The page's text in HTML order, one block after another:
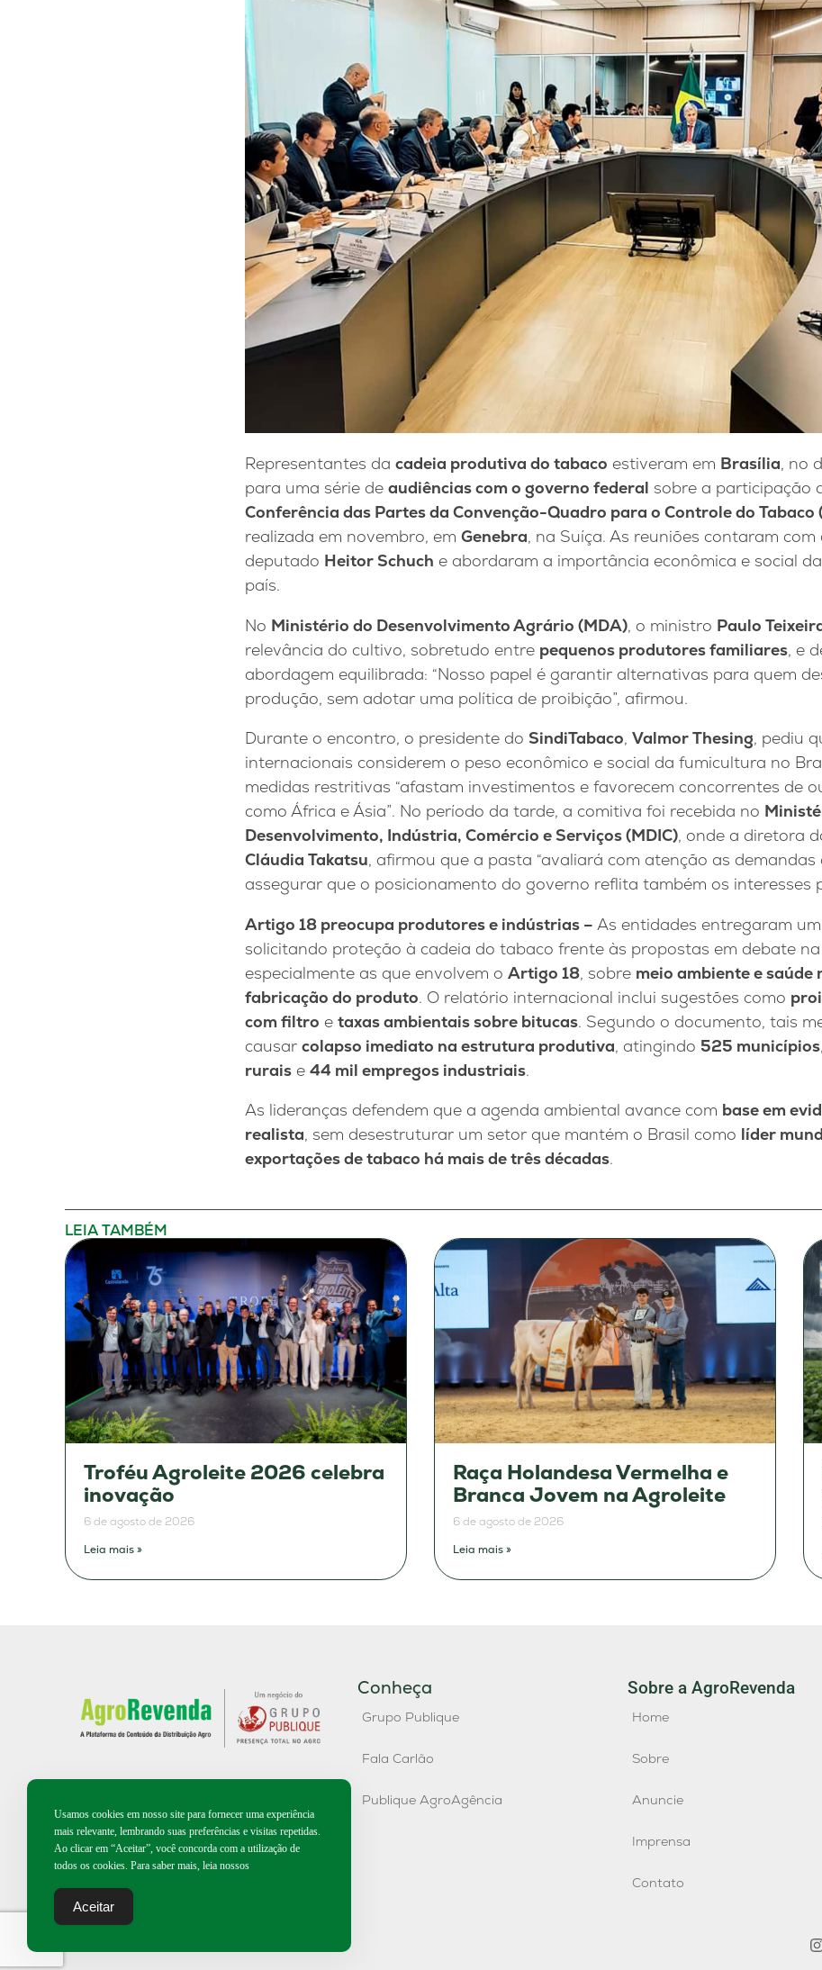
Representantes da cadeia produtiva do tabaco estiveram em Brasília, no
para uma série de audiências com o governo federal sobre a participação
Conferência das Partes da Convenção-Quadro para o Controle do Tabaco
realizada em novembro, em Genebra, na Suíça. As reuniões contaram com
deputado Heitor Schuch e abordaram a importância econômica e social
país.
No Ministério do Desenvolvimento Agrário (MDA), o ministro Paulo
relevância do cultivo, sobretudo entre pequenos produtores familiares, e
abordagem equilibrada: “Nosso papel é garantir alternativas para quem
produção, sem adotar uma política de proibição”, afirmou.
Durante o encontro, o presidente do SindiTabaco, Valmor Thesing, pediu
internacionais considerem o peso econômico e social da fumicultura no
medidas restritivas “afastam investimentos e favorecem concorrentes de
como África e Ásia”. No período da tarde, a comitiva foi recebida no
Desenvolvimento, Indústria, Comércio e Serviços (MDIC), onde a diretora
Cláudia Takatsu, afirmou que a pasta “avaliará com atenção as
assegurar que o posicionamento do governo reflita também os interesses
Artigo 18 preocupa produtores e indústrias – As entidades entregaram um
solicitando proteção à cadeia do tabaco frente às propostas em debate na
especialmente as que envolvem o Artigo 18, sobre meio ambiente e saúde
fabricação do produto. O relatório internacional inclui sugestões como
com filtro e taxas ambientais sobre bitucas. Segundo o documento, tais
causar colapso imediato na estrutura produtiva, atingindo 525 municípios,
rurais e 44 mil empregos industriais.
As lideranças defendem que a agenda ambiental avance com base em
realista, sem desestruturar um setor que mantém o Brasil como líder
exportações de tabaco há mais de três décadas.
LEIA TAMBÉM
Troféu Agroleite 2026 celebra
inovação
6 de agosto de 2026
Leia mais »
Raça Holandesa Vermelha e
Branca Jovem na Agroleite
6 de agosto de 2026
Leia mais »
Conheça
Grupo Publique
Fala Carlão
Publique AgroAgência
Sobre a AgroRevenda
Home
Sobre
Anuncie
Imprensa
Contato
Usamos cookies em nosso site para fornecer uma experiência
mais relevante, lembrando suas preferências e visitas repetidas.
Ao clicar em “Aceitar”, você concorda com a utilização de
todos os cookies. Para saber mais, leia nossos
Aceitar